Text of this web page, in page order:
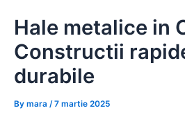
content
Hale metalice in
Constructii
durabile
By mara /7 martie 2025